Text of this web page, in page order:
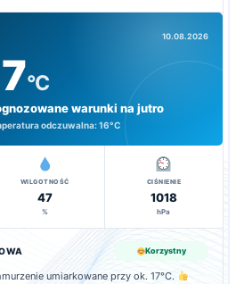
10.08.2026
°C
warunki na jutro
odczuwalna:16°C
WILGOTNOŚĆ
47
%
CIŚNIENIE
1018
hPa
Korzystny
umiarkowane przy ok. 17°C.